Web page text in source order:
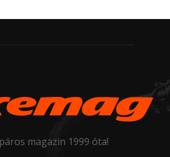
magazin 1999 óta!